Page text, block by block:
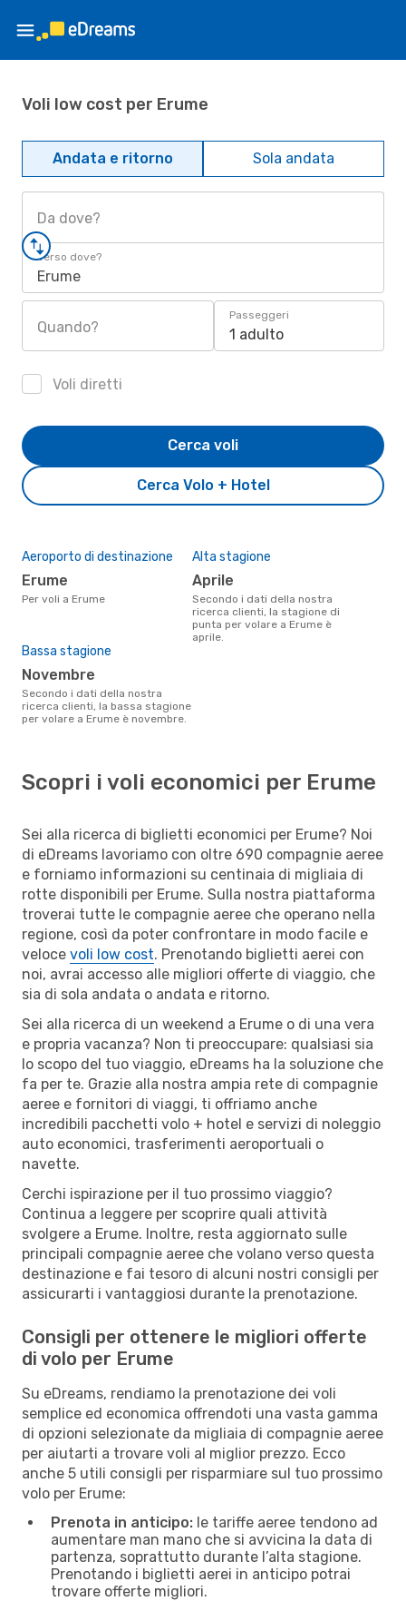
Voli low cost per Erume
Andata e ritorno Sola andata
Da dove?
Verso dove?
Erume
Quando?
Passeggeri
1 adulto
Voli diretti
Cerca Volo + Hotel
Cerca voli
Aeroporto di destinazione
Erume
Per voli a Erume
Alta stagione
aprile
Secondo i dati della nostra
ricerca clienti, la stagione di
punta per volare a Erume è
aprile.
Bassa stagione
novembre
Secondo i dati della nostra
ricerca clienti, la bassa stagione
per volare a Erume è novembre.
Scopri i voli economici per Erume
Sei alla ricerca di biglietti economici per Erume? Noi
di eDreams lavoriamo con oltre 690 compagnie aeree
e forniamo informazioni su centinaia di migliaia di
rotte disponibili per Erume. Sulla nostra piattaforma
troverai tutte le compagnie aeree che operano nella
regione, così da poter confrontare in modo facile e
veloce voli low cost. Prenotando biglietti aerei con
noi, avrai accesso alle migliori offerte di viaggio, che
sia di sola andata o andata e ritorno.
Sei alla ricerca di un weekend a Erume o di una vera
e propria vacanza? Non ti preoccupare: qualsiasi sia
lo scopo del tuo viaggio, eDreams ha la soluzione che
fa per te. Grazie alla nostra ampia rete di compagnie
aeree e fornitori di viaggi, ti offriamo anche
incredibili pacchetti volo + hotel e servizi di noleggio
auto economici, trasferimenti aeroportuali o
navette.
Cerchi ispirazione per il tuo prossimo viaggio?
Continua a leggere per scoprire quali attività
svolgere a Erume. Inoltre, resta aggiornato sulle
principali compagnie aeree che volano verso questa
destinazione e fai tesoro di alcuni nostri consigli per
assicurarti i vantaggiosi durante la prenotazione.
Consigli per ottenere le migliori offerte
di volo per Erume
Su eDreams, rendiamo la prenotazione dei voli
semplice ed economica offrendoti una vasta gamma
di opzioni selezionate da migliaia di compagnie aeree
per aiutarti a trovare voli al miglior prezzo. Ecco
anche 5 utili consigli per risparmiare sul tuo prossimo
volo per Erume:
Prenota in anticipo: le tariffe aeree tendono ad
aumentare man mano che si avvicina la data di
partenza, soprattutto durante l’alta stagione.
Prenotando i biglietti aerei in anticipo potrai
trovare offerte migliori.